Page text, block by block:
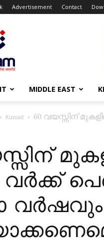
Advertisement Contact
MIDDLE EAST
Kuwait 60 വയസ്സിന്
വർക്ക്